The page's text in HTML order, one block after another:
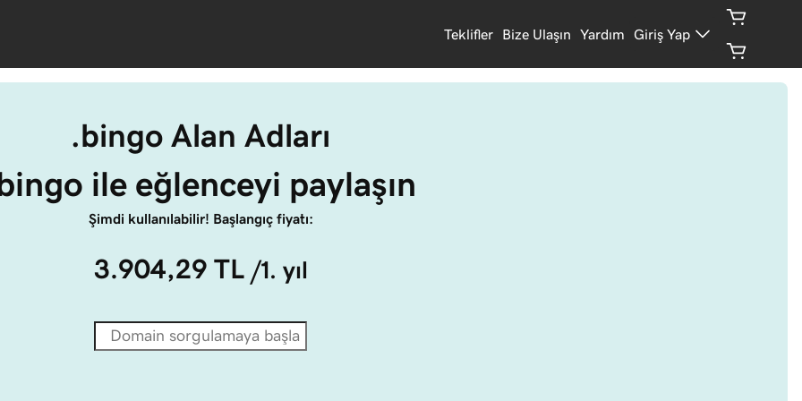
Teklifler Bize Ulaşın Yardım Giriş Yap
.bingo Alan Adları
ile eğlenceyi paylaşın
Şimdi kullanılabilir! Başlangıç fiyatı:
3.904,29 TL /1. yıl